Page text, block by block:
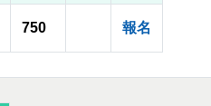
750 報名